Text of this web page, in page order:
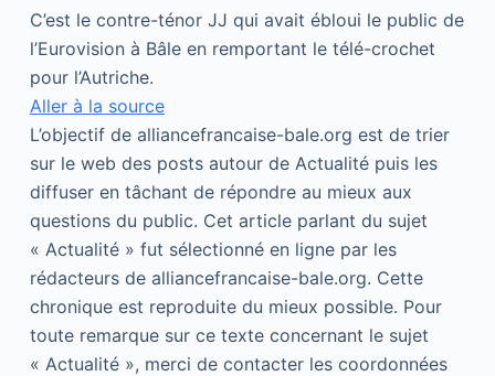
n
u
C’est le contre-ténor JJ qui avait ébloui le public de
l’Eurovision à Bâle en remportant le télé-crochet
pour l’Autriche.
Aller à la source
L’objectif de alliancefrancaise-bale.org est de trier
sur le web des posts autour de Actualité puis les
diffuser en tâchant de répondre au mieux aux
questions du public. Cet article parlant du sujet
« Actualité » fut sélectionné en ligne par les
rédacteurs de alliancefrancaise-bale.org. Cette
chronique est reproduite du mieux possible. Pour
toute remarque sur ce texte concernant le sujet
« Actualité », merci de contacter les coordonnées